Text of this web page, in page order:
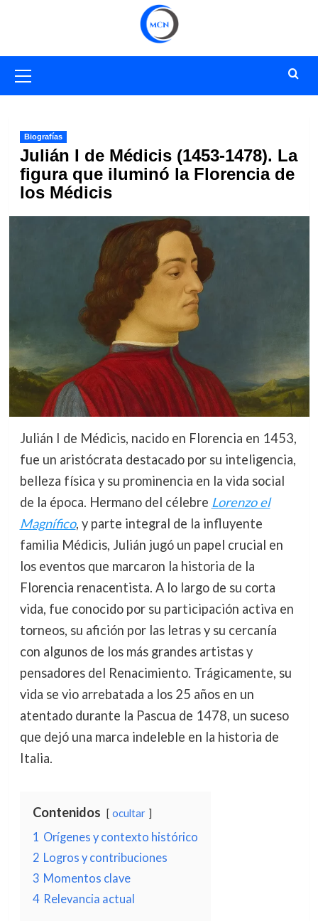
primario
Biografías
Julián I de Médicis (1453-1478). La
figura que iluminó la Florencia de
los Médicis
Julián I de Médicis, nacido en Florencia en 1453,
fue un aristócrata destacado por su inteligencia,
belleza física y su prominencia en la vida social
de la época. Hermano del célebre Lorenzo el
Magnífico, y parte integral de la influyente
familia Médicis, Julián jugó un papel crucial en
los eventos que marcaron la historia de la
Florencia renacentista. A lo largo de su corta
vida, fue conocido por su participación activa en
torneos, su afición por las letras y su cercanía
con algunos de los más grandes artistas y
pensadores del Renacimiento. Trágicamente, su
vida se vio arrebatada a los 25 años en un
atentado durante la Pascua de 1478, un suceso
que dejó una marca indeleble en la historia de
Italia.
Contenidos ocultar
1 Orígenes y contexto histórico
2 Logros y contribuciones
3 Momentos clave
4 Relevancia actual